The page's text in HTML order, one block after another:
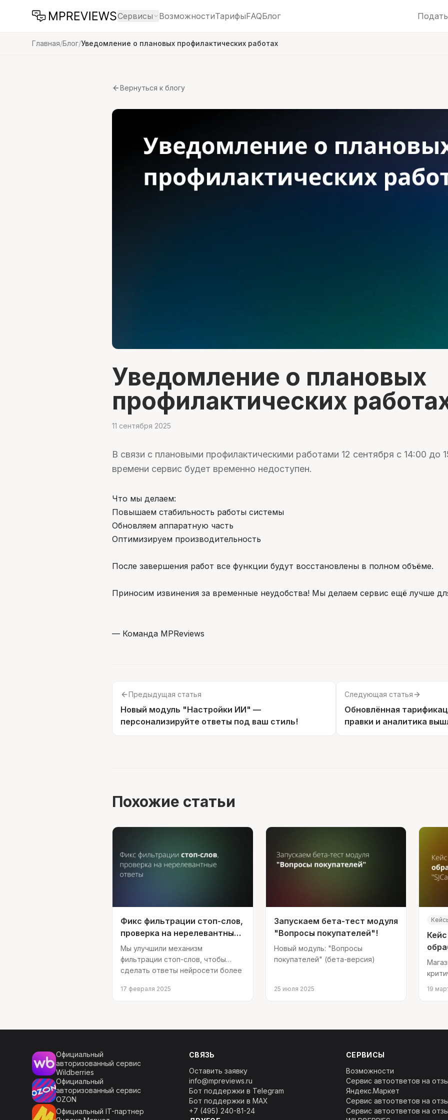
Сервисы ВозможностиТарифыFAQБлог
Главная/Блог/Уведомление о плановых профилактических работах
Вернуться к блогу
Уведомление о плановых
профилактических
11 сентября 2025
В связи с плановыми профилактическими работами 12 сентября с 14:00 до
времени сервис будет временно недоступен.
Что мы делаем:
Повышаем стабильность работы системы
Обновляем аппаратную часть
Оптимизируем производительность
После завершения работ все функции будут восстановлены в полном объёме.
Приносим извинения за временные неудобства! Мы делаем сервис ещё лучше
— Команда MPReviews
Предыдущая статья
Новый модуль "Настройки ИИ" —
персонализируйте ответы под ваш стиль!
Следующая статья
Обновлённая
правки и аналитика
Похожие статьи
Фикс фильтрации стоп-слов,
проверка на нерелевантные
ответы
Мы улучшили механизм
фильтрации стоп-слов, чтобы
сделать ответы нейросети более
17 февраля 2025
Запускаем бета-тест модуля
"Вопросы покупателей"!
Новый модуль: "Вопросы
покупателей" (бета-версия)
25 июля 2025 19
Официальный
авторизованный сервис
Wildberries
Официальный
авторизованный сервис
OZON
Официальный IT-партнер
СВЯЗЬ
Оставить заявку
info@mpreviews.ru
Бот поддержки в Telegram
Бот поддержки в MAX
+7 (495) 240-81-24
СЕРВИСЫ
Возможности
Сервис автоответов на
Яндекс.Маркет
Сервис автоответов на
Сервис автоответов на